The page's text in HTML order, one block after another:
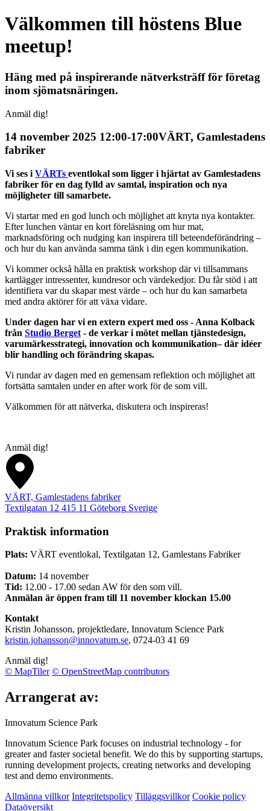
Välkommen till höstens Blue
meetup!
Häng med på inspirerande nätverksträff för företag
inom sjömatsnäringen.
Anmäl dig!
14 november 2025 12:00-17:00VÄRT, Gamlestadens
fabriker
Vi ses i VÄRTs eventlokal som ligger i hjärtat av Gamlestadens
fabriker för en dag fylld av samtal, inspiration och nya
möjligheter till samarbete.
Vi startar med en god lunch och möjlighet att knyta nya kontakter.
Efter lunchen väntar en kort föreläsning om hur mat,
marknadsföring och nudging kan inspirera till beteendeförändring –
och hur du kan använda samma tänk i din egen kommunikation.
Vi kommer också hålla en praktisk workshop där vi tillsammans
kartlägger intressenter, kundresor och värdekedjor. Du får stöd i att
identifiera var du skapar mest värde – och hur du kan samarbeta
med andra aktörer för att växa vidare.
Under dagen har vi en extern expert med oss - Anna Kolback
från Studio Berget - de verkar i mötet mellan tjänstedesign,
varumärkesstrategi, innovation och kommunikation– där idéer
blir handling och förändring skapas.
Vi rundar av dagen med en gemensam reflektion och möjlighet att
fortsätta samtalen under en after work för de som vill.
Välkommen för att nätverka, diskutera och inspireras!
Anmäl dig!
VÄRT, Gamlestadens fabriker
Textilgatan 12 415 11 Göteborg Sverige
Praktisk information
Plats: VÄRT eventlokal, Textilgatan 12, Gamlestans Fabriker
Datum: 14 november
Tid: 12.00 - 17.00 sedan AW för den som vill.
Anmälan är öppen fram till 11 november klockan 15.00
Kontakt
Kristin Johansson, projektledare, Innovatum Science Park
kristin.johansson@innovatum.se, 0724-03 41 69
Anmäl dig!
© MapTiler © OpenStreetMap contributors
Arrangerat av:
Innovatum Science Park
Innovatum Science Park focuses on industrial technology - for
greater and faster societal benefit. We do this by supporting startups,
running development projects, creating networks and developing
test and demo environments.
Allmänna villkor Integritetspolicy Tilläggsvillkor Cookie policy
Dataöversikt